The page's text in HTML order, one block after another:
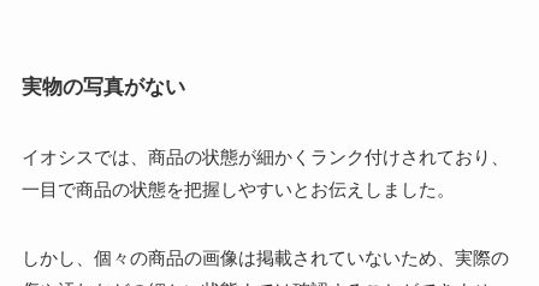
実物の写真がない
イオシスでは、商品の状態が細かくランク付けされており、
一目で商品の状態を把握しやすいとお伝えしました。
しかし、個々の商品の画像は掲載されていないため、実際の